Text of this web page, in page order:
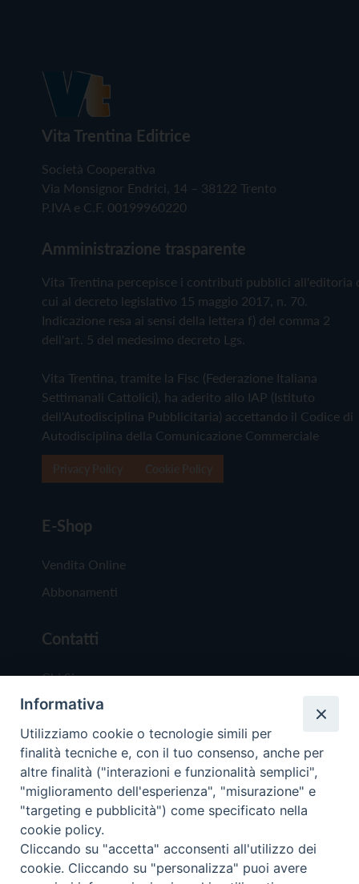
Vita Trentina Editrice
Società Cooperativa
Via Monsignor Endrici, 14 – 38122 Trento
P.IVA e C.F. 00199960220
Amministrazione trasparente
Vita Trentina percepisce i contributi pubblici all'editoria
cui al decreto legislativo 15 maggio 2017, n. 70.
Indicazione resa ai sensi della lettera f) del comma 2
dell'art. 5 del medesimo decreto Lgs.
Vita Trentina, tramite la Fisc (Federazione Italiana
Settimanali Cattolici), ha aderito allo IAP (Istituto
dell'Autodisciplina Pubblicitaria) accettando il Codice di
Autodisciplina della Comunicazione Commerciale
E-Shop
Vendita Online
Abbonamenti
Contatti
Chi Siamo
Redazione
Scrivici
Copyright © 2019 - Tutti i diritti riservati - Vita
Trentina Editrice
Informativa
Utilizziamo cookie o tecnologie simili per
finalità tecniche e, con il tuo consenso, anche per
altre finalità ("interazioni e funzionalità semplici",
"miglioramento dell'esperienza", "misurazione" e
"targeting e pubblicità") come specificato nella
cookie policy.
Cliccando su "accetta" acconsenti all'utilizzo dei
cookie. Cliccando su "personalizza" puoi avere